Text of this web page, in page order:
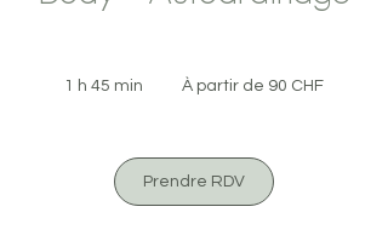
1 h 45 min
m
i
n
partir
À partir de 90 CHF
Prendre RDV